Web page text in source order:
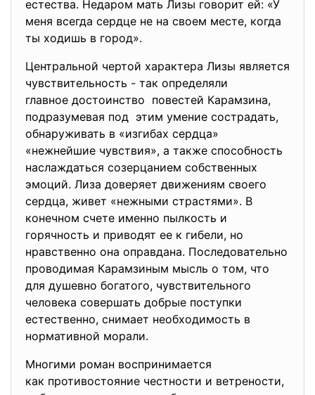
естества. Недаром мать Лизы говорит ей: «У
меня всегда сердце не на своем месте, когда
ты ходишь в город».
Центральной чертой характера Лизы является
чувствительность - так определяли
главное достоинство повестей Карамзина,
подразумевая под этим умение сострадать,
обнаруживать в «изгибах сердца»
«нежнейшие чувствия», а также способность
наслаждаться созерцанием собственных
эмоций. Лиза доверяет движениям своего
сердца, живет «нежными страстями». В
конечном счете именно пылкость и
горячность и приводят ее к гибели, но
нравственно она оправдана. Последовательно
проводимая Карамзиным мысль о том, что
для душевно богатого, чувствительного
человека совершать добрые поступки
естественно, снимает необходимость в
нормативной морали.
Многими роман воспринимается
как противостояние честности и ветрености,